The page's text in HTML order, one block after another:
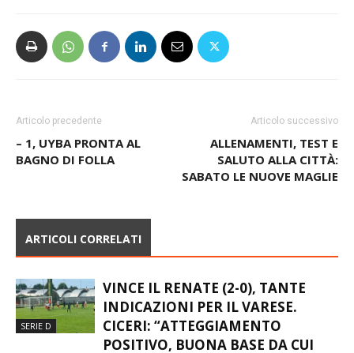
Articolo precedente
– 1, UYBA PRONTA AL
BAGNO DI FOLLA
Articolo successivo
ALLENAMENTI, TEST E
SALUTO ALLA CITTÀ:
SABATO LE NUOVE MAGLIE
ARTICOLI CORRELATI
SERIE D
VINCE IL RENATE (2-0), TANTE
INDICAZIONI PER IL VARESE.
CICERI: “ATTEGGIAMENTO
POSITIVO, BUONA BASE DA CUI